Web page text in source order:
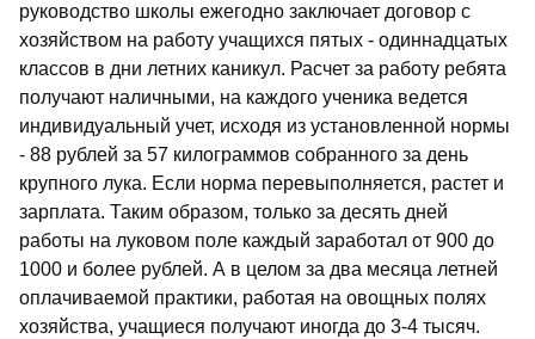
руководство школы ежегодно заключает договор с
хозяйством на работу учащихся пятых - одиннадцатых
классов в дни летних каникул. Расчет за работу ребята
получают наличными, на каждого ученика ведется
индивидуальный учет, исходя из установленной нормы
- 88 рублей за 57 килограммов собранного за день
крупного лука. Если норма перевыполняется, растет и
зарплата. Таким образом, только за десять дней
работы на луковом поле каждый заработал от 900 до
1000 и более рублей. А в целом за два месяца летней
оплачиваемой практики, работая на овощных полях
хозяйства, учащиеся получают иногда до 3-4 тысяч.